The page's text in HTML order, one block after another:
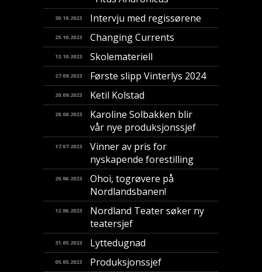
30.10.2023 Intervju med regissørene
25.10.2023 Changing Currents
13.10.2023 Skolemateriell
27.09.2023 Første slipp Vinterlys 2024
20.09.2023 Ketil Kolstad
28.08.2023
Karoline Solbakken blir
vår nye produksjonssjef
17.07.2023
Vinner av pris for
nyskapende forestilling
20.06.2023
​Ohoi, togrøvere på
Nordlandsbanen!
12.06.2023
Nordland Teater søker ny
teatersjef
31.05.2023 Lyttedugnad
05.05.2023 Produksjonssjef